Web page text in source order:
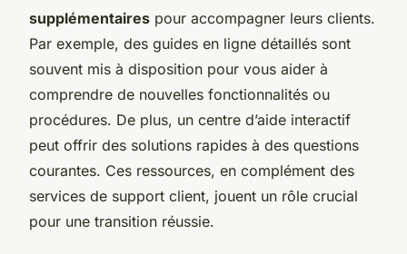
supplémentaires pour accompagner leurs clients.
Par exemple, des guides en ligne détaillés sont
souvent mis à disposition pour vous aider à
comprendre de nouvelles fonctionnalités ou
procédures. De plus, un centre d’aide interactif
peut offrir des solutions rapides à des questions
courantes. Ces ressources, en complément des
services de support client, jouent un rôle crucial
pour une transition réussie.